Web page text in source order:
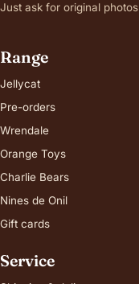
Just ask for original
Range
Jellycat
Pre-orders
Wrendale
Orange Toys
Charlie Bears
Nines de Onil
Gift cards
Service